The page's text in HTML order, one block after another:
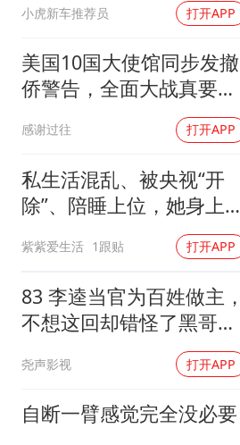
小虎新车推荐员 打开APP
美国10国大使馆同步发撤
侨警告，全面大战真要来
感谢过往 打开APP
私生活混乱、被央视“开
除”、陪睡上位，她身上哪
紫紫爱生活 1跟贴 打开APP
83 李逵当官为百姓做主，
不想这回却错怪了黑哥要
尧声影视 打开APP
自断一臂感觉完全没必要